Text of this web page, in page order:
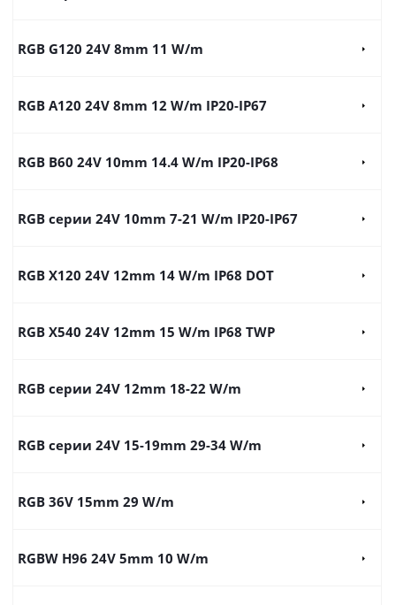
RGB G120 24V 8mm 11 W/m
RGB A120 24V 8mm 12 W/m IP20-IP67
RGB B60 24V 10mm 14.4 W/m IP20-IP68
RGB серии 24V 10mm 7-21 W/m IP20-IP67
RGB X120 24V 12mm 14 W/m IP68 DOT
RGB X540 24V 12mm 15 W/m IP68 TWP
RGB серии 24V 12mm 18-22 W/m
RGB серии 24V 15-19mm 29-34 W/m
RGB 36V 15mm 29 W/m
RGBW H96 24V 5mm 10 W/m